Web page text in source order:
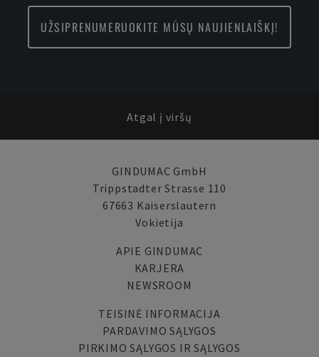
UŽSIPRENUMERUOKITE MŪSŲ NAUJIENLAIŠKĮ!
Atgal į viršų
GINDUMAC GmbH
Trippstadter Strasse 110
67663 Kaiserslautern
Vokietija
APIE GINDUMAC
KARJERA
NEWSROOM
TEISINĖ INFORMACIJA
PARDAVIMO SĄLYGOS
PIRKIMO SĄLYGOS IR SĄLYGOS